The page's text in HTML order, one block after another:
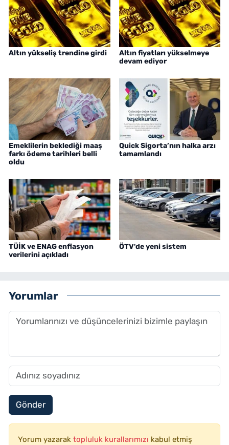
Altın yükseliş trendine girdi
Altın fiyatları yükselmeye
devam ediyor
Emeklilerin beklediği maaş
farkı ödeme tarihleri belli
oldu
Quick Sigorta’nın halka arzı
tamamlandı
TÜİK ve ENAG enflasyon
verilerini açıkladı
ÖTV'de yeni sistem
Yorumlar
Gönder
Yorum yazarak topluluk kurallarımızı kabul etmiş